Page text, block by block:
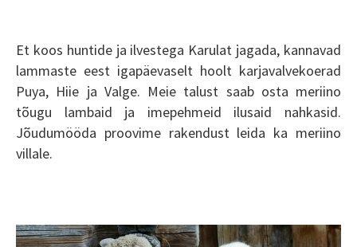
Et koos huntide ja ilvestega Karulat jagada, kannavad
lammaste eest igapäevaselt hoolt karjavalvekoerad
Puya, Hiie ja Valge. Meie talust saab osta meriino
tõugu lambaid ja imepehmeid ilusaid nahkasid.
Jõudumööda proovime rakendust leida ka meriino
villale.